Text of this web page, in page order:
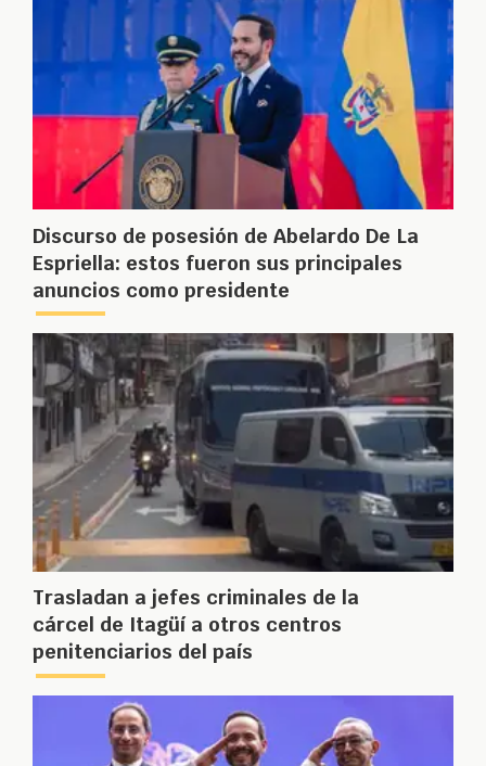
Discurso de posesión de Abelardo De La
Espriella: estos fueron sus principales
anuncios como presidente
Trasladan a jefes criminales de la
cárcel de Itagüí a otros centros
penitenciarios del país